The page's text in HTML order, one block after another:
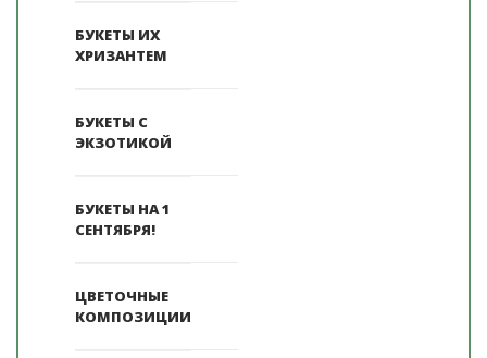
БУКЕТЫ ИХ
ХРИЗАНТЕМ
БУКЕТЫ С
ЭКЗОТИКОЙ
БУКЕТЫ НА 1
СЕНТЯБРЯ!
ЦВЕТОЧНЫЕ
КОМПОЗИЦИИ